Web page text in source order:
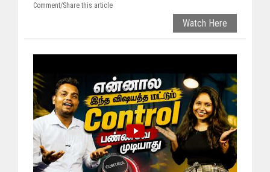
Comment/Share this article
Watch Here